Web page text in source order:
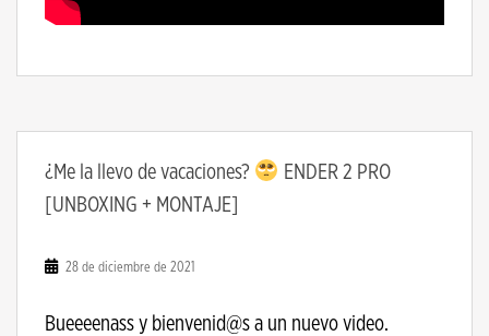
¿Me la llevo de vacaciones?
ENDER 2 PRO
[UNBOXING + MONTAJE]
28 de diciembre de 2021
Bueeeenass y bienvenid@s a un nuevo video.